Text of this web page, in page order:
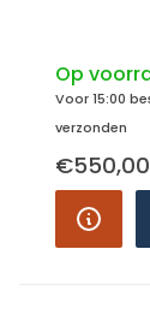
Op
Voor 15:00
verzonden
€550,00